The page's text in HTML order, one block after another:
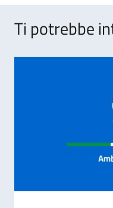
Ti potrebbe